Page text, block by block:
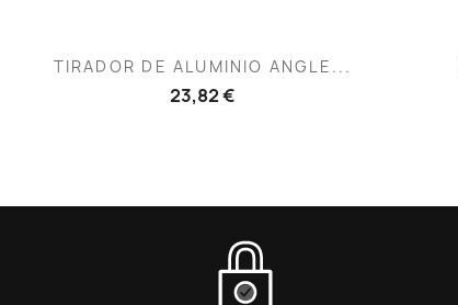
Vista rápida
TIRADOR DE ALUMINIO ANGLE...
23,82 €